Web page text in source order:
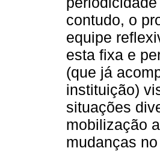
contudo, o
equipe
esta fixa e
(que já
instituição)
situações
mobilização
mudanças